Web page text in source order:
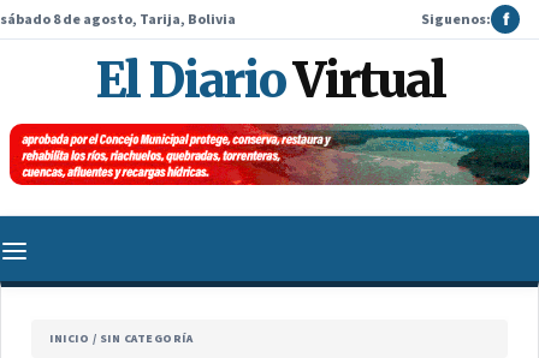
sábado 8 de agosto, Tarija, Bolivia Siguenos: f
El DiarioVirtual
INICIO / SIN CATEGORÍA